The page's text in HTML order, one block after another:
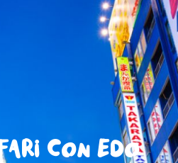
con Edo